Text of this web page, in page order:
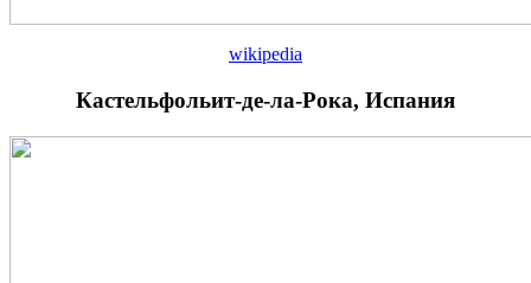
wikipedia
Кастельфольит-де-ла-Рока, Испания